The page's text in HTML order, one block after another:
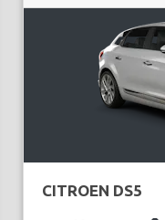
CITROEN DS5